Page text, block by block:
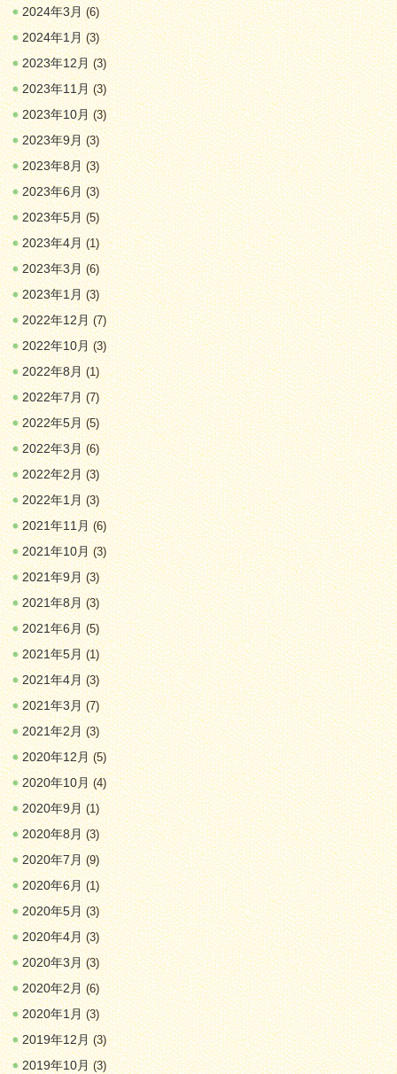
2024年3月(6)
2024年1月(3)
2023年12月(3)
2023年11月(3)
2023年10月(3)
2023年9月(3)
2023年8月(3)
2023年6月(3)
2023年5月(5)
2023年4月(1)
2023年3月(6)
2023年1月(3)
2022年12月(7)
2022年10月(3)
2022年8月(1)
2022年7月(7)
2022年5月(5)
2022年3月(6)
2022年2月(3)
2022年1月(3)
2021年11月(6)
2021年10月(3)
2021年9月(3)
2021年8月(3)
2021年6月(5)
2021年5月(1)
2021年4月(3)
2021年3月(7)
2021年2月(3)
2020年12月(5)
2020年10月(4)
2020年9月(1)
2020年8月(3)
2020年7月(9)
2020年6月(1)
2020年5月(3)
2020年4月(3)
2020年3月(3)
2020年2月(6)
2020年1月(3)
2019年12月(3)
2019年10月(3)